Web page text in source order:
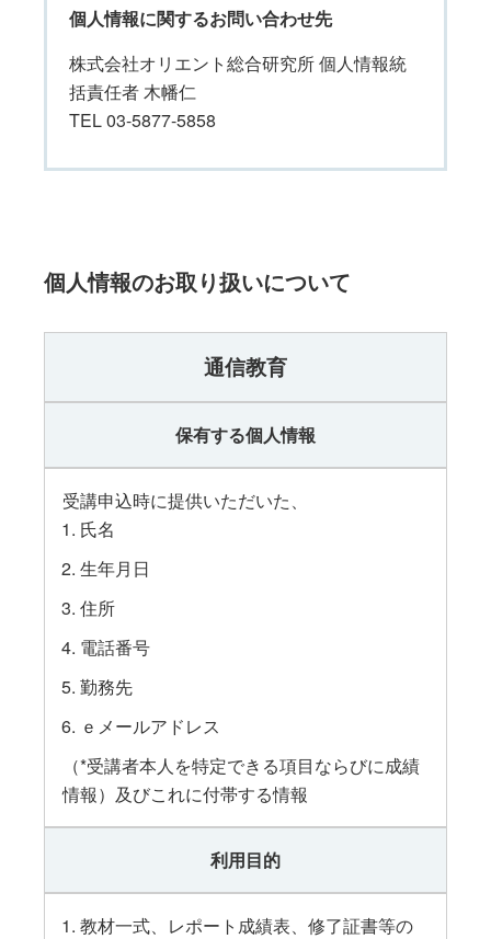
個人情報に関するお問い合わせ先
株式会社オリエント総合研究所 個人情報統
括責任者 木幡仁
TEL 03-5877-5858
個人情報のお取り扱いについて
通信教育
保有する個人情報
受講申込時に提供いただいた、
氏名
生年月日
住所
電話番号
勤務先
ｅメールアドレス
（*受講者本人を特定できる項目ならびに成績
情報）及びこれに付帯する情報
利用目的
教材一式、レポート成績表、修了証書等の